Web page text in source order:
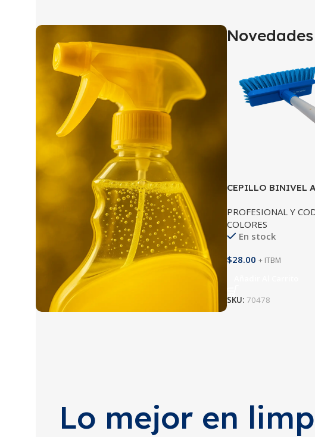
Ver más
Novedades
CEPILLO BINIVEL
PROFESIONAL Y
COLORES
En stock
$28.00 + ITBM
SKU: 70478
Lo mejor en